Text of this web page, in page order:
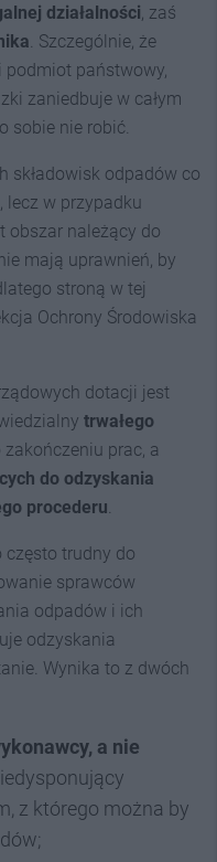
działalności , zaś
. Szczególnie, że
podmiot państwowy,
zaniedbuje w całym
sobie nie robić.
składowisk odpadów co
lecz w przypadku
obszar należący do
mają uprawnień, by
stroną w tej
Ochrony Środowiska
dotacji jest
trwałego
zakończeniu prac, a
do odzyskania
procederu
trudny do
sprawców
odpadów i ich
odzyskania
Wynika to z dwóch
a nie
z którego można by